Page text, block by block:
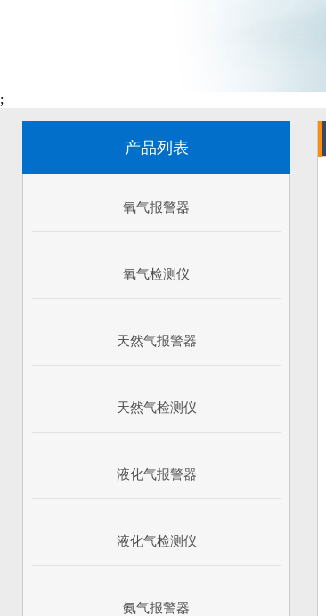
;
产品列表
氧气报警器
氧气检测仪
天然气报警器
天然气检测仪
液化气报警器
液化气检测仪
氨气报警器